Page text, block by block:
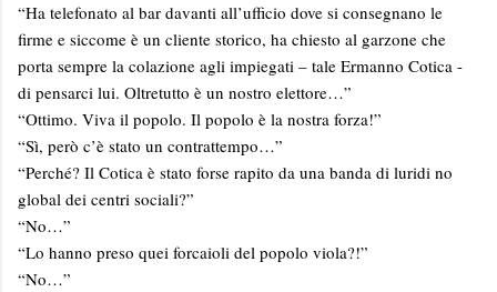
“Ha telefonato al bar davanti all’ufficio dove si consegnano le
firme e siccome è un cliente storico, ha chiesto al garzone che
porta sempre la colazione agli impiegati – tale Ermanno Cotica -
di pensarci lui. Oltretutto è un nostro elettore…”
“Ottimo. Viva il popolo. Il popolo è la nostra forza!”
“Sì, però c’è stato un contrattempo…”
“Perché? Il Cotica è stato forse rapito da una banda di luridi no
global dei centri sociali?”
“No…”
“Lo hanno preso quei forcaioli del popolo viola?!”
“No…”